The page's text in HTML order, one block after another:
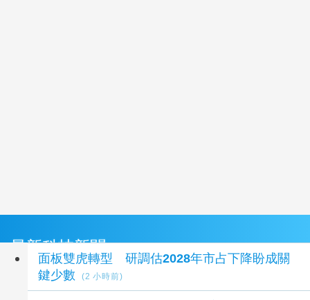
最新科技新聞
面板雙虎轉型 研調估2028年市占下降盼成關
鍵少數
(2 小時前)